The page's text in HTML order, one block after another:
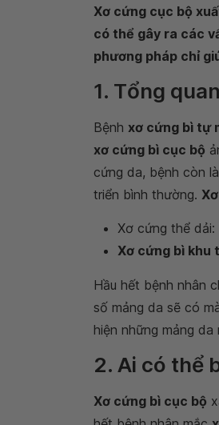
Xơ cứng cục bộ
có thể gây ra các
phương pháp chỉ
1. Tổng
Bệnh xơ cứng bì tự
xơ cứng bì cục bộ
cứng da, bệnh còn
triển bình thường.
Xơ cứng thể
Xơ cứng bì khu
Hầu hết bệnh nhân
số mảng da sẽ có
hiện những mảng
2. Ai có thể
Xơ cứng bì cục bộ